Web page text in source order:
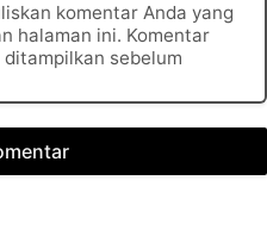
komentar Anda yang
halaman ini. Komentar
sebelum